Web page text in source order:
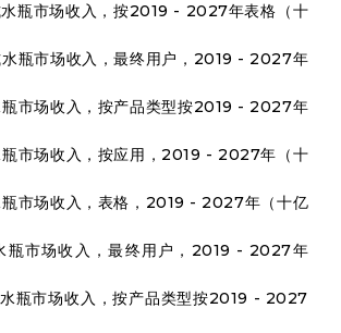
瓶市场收入，按2019 - 2027年表格（十
瓶市场收入，最终用户，2019 - 2027年
市场收入，按产品类型按2019 - 2027年
市场收入，按应用，2019 - 2027年（十
市场收入，表格，2019 - 2027年（十亿
瓶市场收入，最终用户，2019 - 2027年
瓶市场收入，按产品类型按2019 - 2027